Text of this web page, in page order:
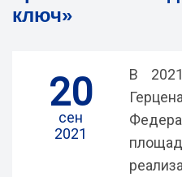
ключ»
20
сен
2021
В